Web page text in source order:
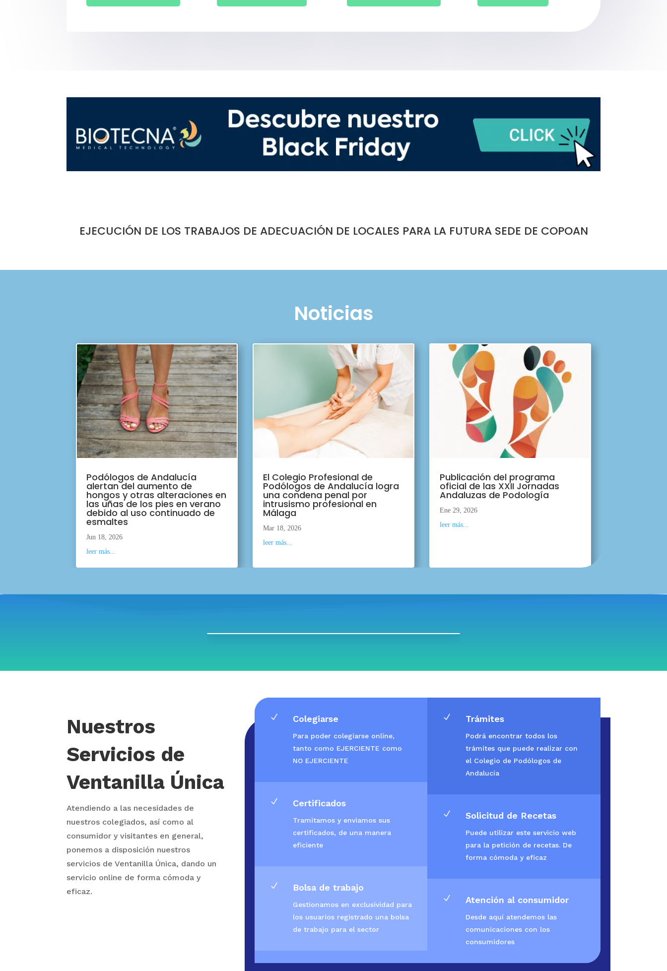
EJECUCIÓN DE LOS TRABAJOS DE ADECUACIÓN DE LOCALES PARA LA FUTURA SEDE DE COPOAN
Noticias
Podólogos de Andalucía
alertan del aumento de
hongos y otras alteraciones en
las uñas de los pies en verano
debido al uso continuado de
esmaltes
Jun 18, 2026
leer más...
El Colegio Profesional de
Podólogos de Andalucía logra
una condena penal por
intrusismo profesional en
Málaga
Mar 18, 2026
leer más...
Publicación del programa
oficial de las XXII Jornadas
Andaluzas de Podología
Ene 29, 2026
leer más...
Nuestros
Servicios de
Ventanilla Única
Atendiendo a las necesidades de
nuestros colegiados, así como al
consumidor y visitantes en general,
ponemos a disposición nuestros
servicios de Ventanilla Única, dando un
servicio online de forma cómoda y
eficaz.
N Colegiarse
Para poder colegiarse online,
tanto como EJERCIENTE como
NO EJERCIENTE
N Certificados
Tramitamos y enviamos sus
certificados, de una manera
eficiente
N Bolsa de trabajo
Gestionamos en exclusividad para
los usuarios registrado una bolsa
de trabajo para el sector
N Trámites
Podrá encontrar todos los
trámites que puede realizar con
el Colegio de Podólogos de
Andalucía
N Solicitud de Recetas
Puede utilizar este servicio web
para la petición de recetas. De
forma cómoda y eficaz
N Atención al consumidor
Desde aquí atendemos las
comunicaciones con los
consumidores